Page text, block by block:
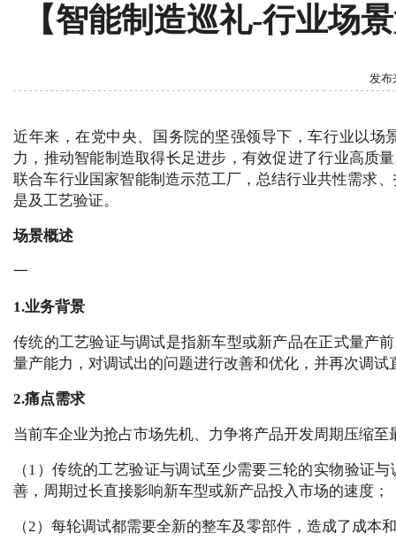
【智能制造巡礼-行业场
发布
近年来，在党中央、国务院的坚强领导下，车行业以
力，推动智能制造取得长足进步，有效促进了行业高质
联合车行业国家智能制造示范工厂，总结行业共性需求
是及工艺验证。
场景概述
一
1.业务背景
传统的工艺验证与调试是指新车型或新产品在正式量产
量产能力，对调试出的问题进行改善和优化，并再次调试
2.痛点需求
当前车企业为抢占市场先机、力争将产品开发周期压缩
（1）传统的工艺验证与调试至少需要三轮的实物验证
善，周期过长直接影响新车型或新产品投入市场的速度；
（2）每轮调试都需要全新的整车及零部件，造成了成本